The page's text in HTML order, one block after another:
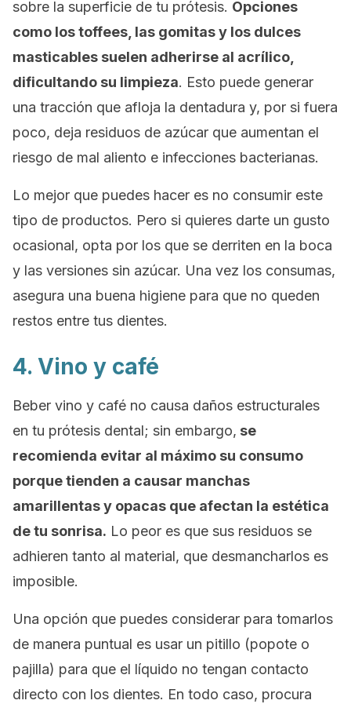
sobre la superficie de tu prótesis. Opciones
como los toffees, las gomitas y los dulces
masticables suelen adherirse al acrílico,
dificultando su limpieza. Esto puede generar
una tracción que afloja la dentadura y, por si fuera
poco, deja residuos de azúcar que aumentan el
riesgo de mal aliento e infecciones bacterianas.
Lo mejor que puedes hacer es no consumir este
tipo de productos. Pero si quieres darte un gusto
ocasional, opta por los que se derriten en la boca
y las versiones sin azúcar. Una vez los consumas,
asegura una buena higiene para que no queden
restos entre tus dientes.
4. Vino y café
Beber vino y café no causa daños estructurales
en tu prótesis dental; sin embargo, se
recomienda evitar al máximo su consumo
porque tienden a causar manchas
amarillentas y opacas que afectan la estética
de tu sonrisa. Lo peor es que sus residuos se
adhieren tanto al material, que desmancharlos es
imposible.
Una opción que puedes considerar para tomarlos
de manera puntual es usar un pitillo (popote o
pajilla) para que el líquido no tengan contacto
directo con los dientes. En todo caso, procura